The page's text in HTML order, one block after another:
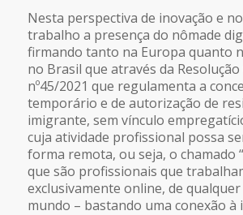
Nesta perspectiva de inovação e
trabalho a presença do nômade
firmando tanto na Europa quanto
no Brasil que através da Resolução
nº45/2021 que regulamenta a
temporário e de autorização de
imigrante, sem vínculo
cuja atividade profissional possa
forma remota, ou seja, o chamado
que são profissionais que
exclusivamente online, de
mundo – bastando uma conexão à